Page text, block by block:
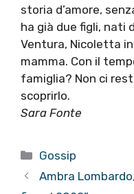
storia d’amore,
ha già due figli, nati
Ventura, Nicoletta
mamma. Con il
famiglia? Non ci
scoprirlo.
Sara Fonte
Categorie
Gossip
Ambra